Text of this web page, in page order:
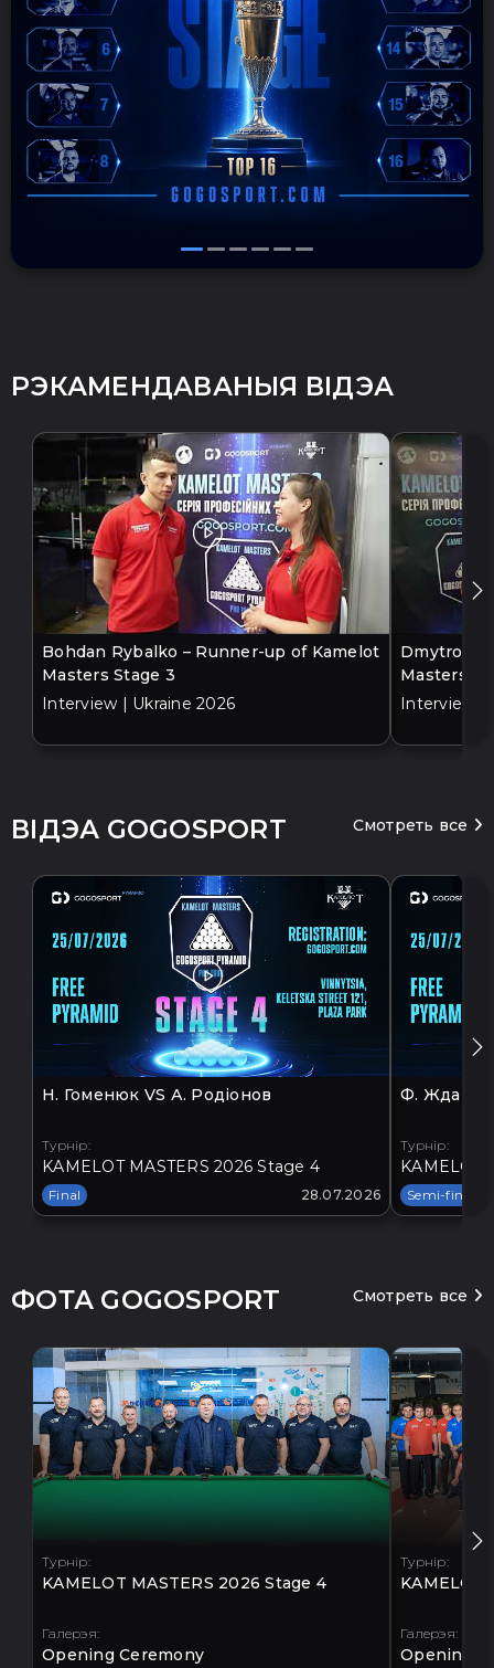
РЭКАМЕНДАВАНЫЯ ВІДЭА
Bohdan Rybalko – Runner-up of Kamelot
Masters Stage 3
Interview | Ukraine 2026
Dmytro
Masters
Interview |
ВІДЭА GOGOSPORT Смотреть все
Н. Гоменюк VS А. Родіонов
Турнір:
KAMELOT MASTERS 2026 Stage 4
Final 28.07.2026
Ф. Жданов
Турнір:
KAMELOT
Semi-final
ФОТА GOGOSPORT Смотреть все
Турнір:
KAMELOT MASTERS 2026 Stage 4
Галерэя:
Opening Ceremony
Турнір:
KAMELOT
Галерэя:
Opening